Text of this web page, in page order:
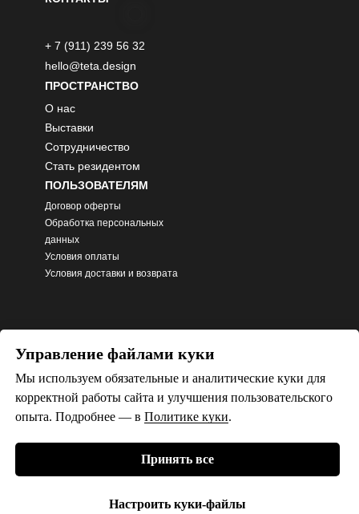
Управление файлами куки
Мы используем обязательные и аналитические куки для
корректной работы сайта и улучшения пользовательского
опыта. Подробнее — в Политике куки.
Принять все
Настроить куки-файлы
© Дизайн-галерея ТЕТА 2026.
hello@teta.design
+ 7 (911) 239 56 32
ПРОСТРАНСТВО
О нас
Выставки
Сотрудничество
Стать резидентом
ПОЛЬЗОВАТЕЛЯМ
Договор оферты
Обработка персональных
данных
Условия оплаты
Условия доставки и возврата